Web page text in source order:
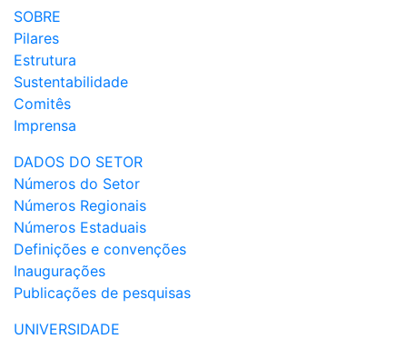
SOBRE
Pilares
Estrutura
Sustentabilidade
Comitês
Imprensa
DADOS DO SETOR
Números do Setor
Números Regionais
Números Estaduais
Definições e convenções
Inaugurações
Publicações de pesquisas
UNIVERSIDADE